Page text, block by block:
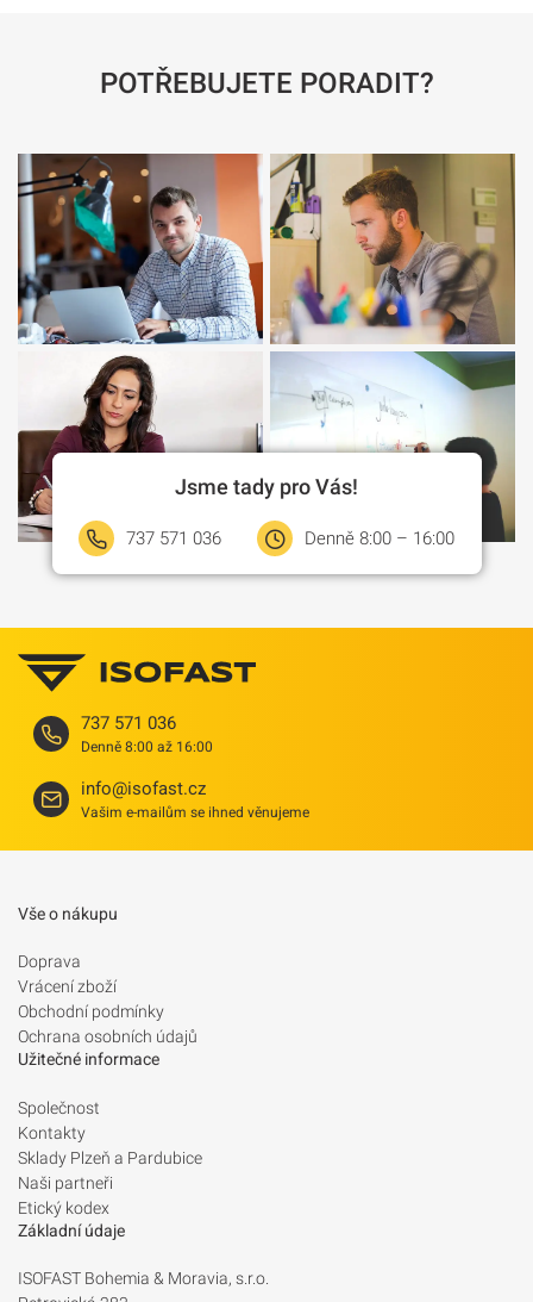
POTŘEBUJETE PORADIT?
Jsme tady pro Vás!
737 571 036 Denně 8:00 – 16:00
737 571 036
Denně 8:00 až 16:00
info@isofast.cz
Vašim e-mailům se ihned věnujeme
Vše o nákupu
Doprava
Vrácení zboží
Obchodní podmínky
Ochrana osobních údajů
Užitečné informace
Společnost
Kontakty
Sklady Plzeň a Pardubice
Naši partneři
Etický kodex
Základní údaje
ISOFAST Bohemia & Moravia, s.r.o.